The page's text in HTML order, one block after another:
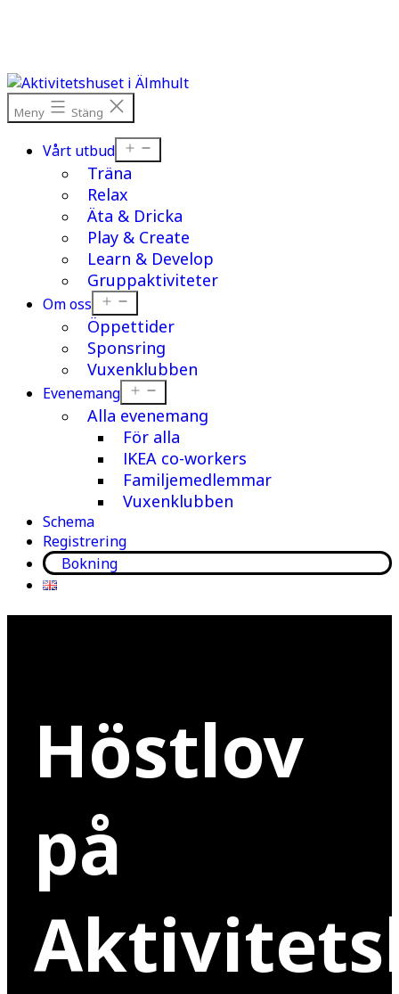
Meny Stäng
Vårt utbud
meny
Träna
Relax
Äta & Dricka
Play & Create
Learn & Develop
Gruppaktiviteter
Om oss
meny
Öppettider
Sponsring
Vuxenklubben
Evenemang
meny
Alla evenemang
För alla
IKEA co-workers
Familjemedlemmar
Vuxenklubben
Schema
Registrering
Bokning
Höstlov
på